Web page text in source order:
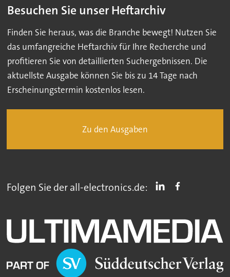
Besuchen Sie unser Heftarchiv
Finden Sie heraus, was die Branche bewegt! Nutzen Sie
das umfangreiche Heftarchiv für Ihre Recherche und
profitieren Sie von detaillierten Suchergebnissen. Die
aktuellste Ausgabe können Sie bis zu 14 Tage nach
Erscheinungstermin kostenlos lesen.
Zu den Ausgaben
Folgen Sie der all-electronics.de: